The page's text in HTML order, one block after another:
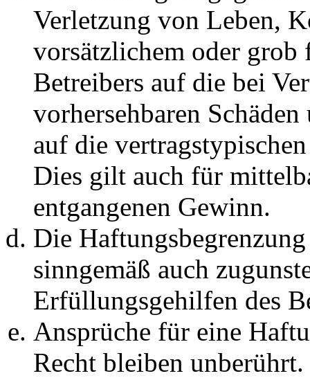
Verletzung von Leben,
vorsätzlichem oder grob
Betreibers auf die bei
vorhersehbaren
auf die
Dies gilt auch für
entgangenen Gewinn.
Die
sinngemäß auch
Erfüllungsgehilfen des
Ansprüche für eine
Recht bleiben unberührt.